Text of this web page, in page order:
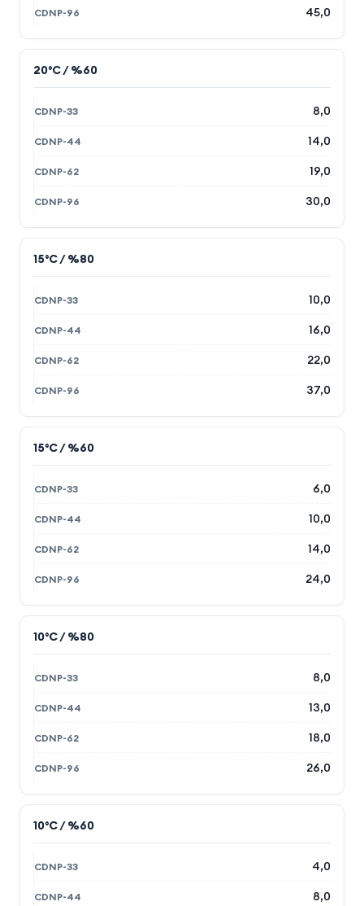
45,0
20°C / %60
8,0
14,0
19,0
30,0
15°C / %80
10,0
16,0
22,0
37,0
15°C / %60
6,0
10,0
14,0
24,0
10°C / %80
8,0
13,0
18,0
26,0
10°C / %60
4,0
8,0